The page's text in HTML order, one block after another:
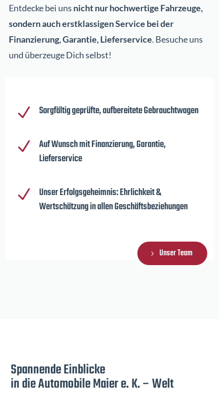
Entdecke bei uns nicht nur hochwertige Fahrzeuge,
sondern auch erstklassigen Service bei der
Finanzierung, Garantie, Lieferservice. Besuche uns
und überzeuge Dich selbst!
N Sorgfältig geprüfte, aufbereitete Gebrauchtwagen
N
Auf Wunsch mit Finanzierung, Garantie,
Lieferservice
N
Unser Erfolgsgeheimnis: Ehrlichkeit &
Wertschätzung in allen Geschäftsbeziehungen
Unser Team
Spannende Einblicke
in die Automobile Maier e. K. – Welt